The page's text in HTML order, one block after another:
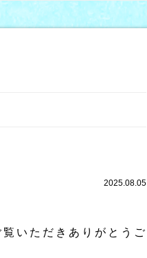
2025.08.05
いただきありがとうご